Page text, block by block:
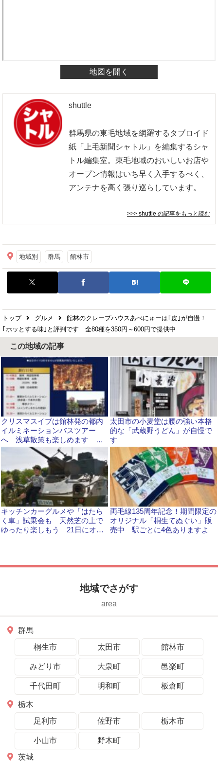
地図を開く
shuttle
群馬県の東毛地域を網羅するタブロイド
紙「上毛新聞シャトル」を編集するシャ
トル編集室。東毛地域のおいしいお店や
オープン情報はいち早く入手するべく、
アンテナを高く張り巡らしています。
>>> shuttle の記事をもっと読む
地域別 群馬 館林市
トップ グルメ
館林のクレープハウスあべにゅーは｢皮｣が自慢！
｢ホッとする味｣と評判です 全80種を350円～600円で提供中
この地域の記事
クリスマスイブは館林発の都内
イルミネーションバスツアー
へ 浅草散策も楽しめます
【残りわずか】
太田市の小麦堂は腰の強い本格
的な「武蔵野うどん」が自慢で
す
キッチンカーグルメや「はたら
く車」試乗会も 天然芝の上で
ゆったり楽しもう 21日にオー
両毛線135周年記念！期間限定の
オリジナル「桐生てぬぐい」販
売中 駅ごとに4色ありますよ
地域でさがす
area
群馬
桐生市
太田市 館林市
みどり市 大泉町 邑楽町
千代田町 明和町 板倉町
栃木
足利市
佐野市 栃木市
小山市
野木町
茨城